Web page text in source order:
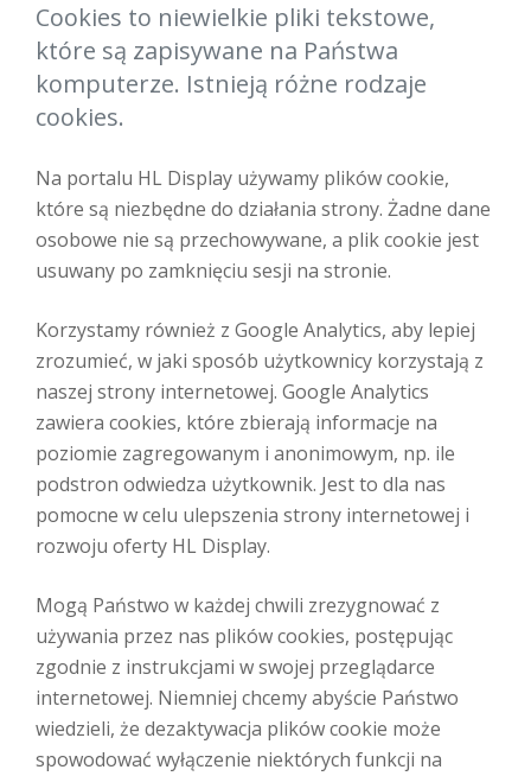
Cookies to niewielkie pliki tekstowe,
które są zapisywane na Państwa
komputerze. Istnieją różne rodzaje
cookies.
Na portalu HL Display używamy plików cookie,
które są niezbędne do działania strony. Żadne dane
osobowe nie są przechowywane, a plik cookie jest
usuwany po zamknięciu sesji na stronie.
Korzystamy również z Google Analytics, aby lepiej
zrozumieć, w jaki sposób użytkownicy korzystają z
naszej strony internetowej. Google Analytics
zawiera cookies, które zbierają informacje na
poziomie zagregowanym i anonimowym, np. ile
podstron odwiedza użytkownik. Jest to dla nas
pomocne w celu ulepszenia strony internetowej i
rozwoju oferty HL Display.
Mogą Państwo w każdej chwili zrezygnować z
używania przez nas plików cookies, postępując
zgodnie z instrukcjami w swojej przeglądarce
internetowej. Niemniej chcemy abyście Państwo
wiedzieli, że dezaktywacja plików cookie może
spowodować wyłączenie niektórych funkcji na